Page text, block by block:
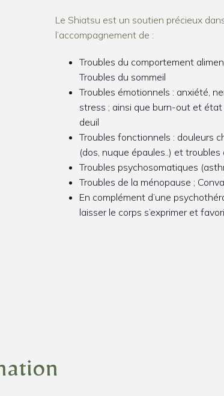
Le Shiatsu est un soutien précieux
l’accompagnement de :
Troubles du comportement
Troubles du sommeil
Troubles émotionnels : anxiété,
stress ; ainsi que burn-out et état
deuil
Troubles fonctionnels : douleurs
(dos, nuque épaules..) et
Troubles psychosomatiques
Troubles de la ménopause ;
En complément d’une
laisser le corps s’exprimer et